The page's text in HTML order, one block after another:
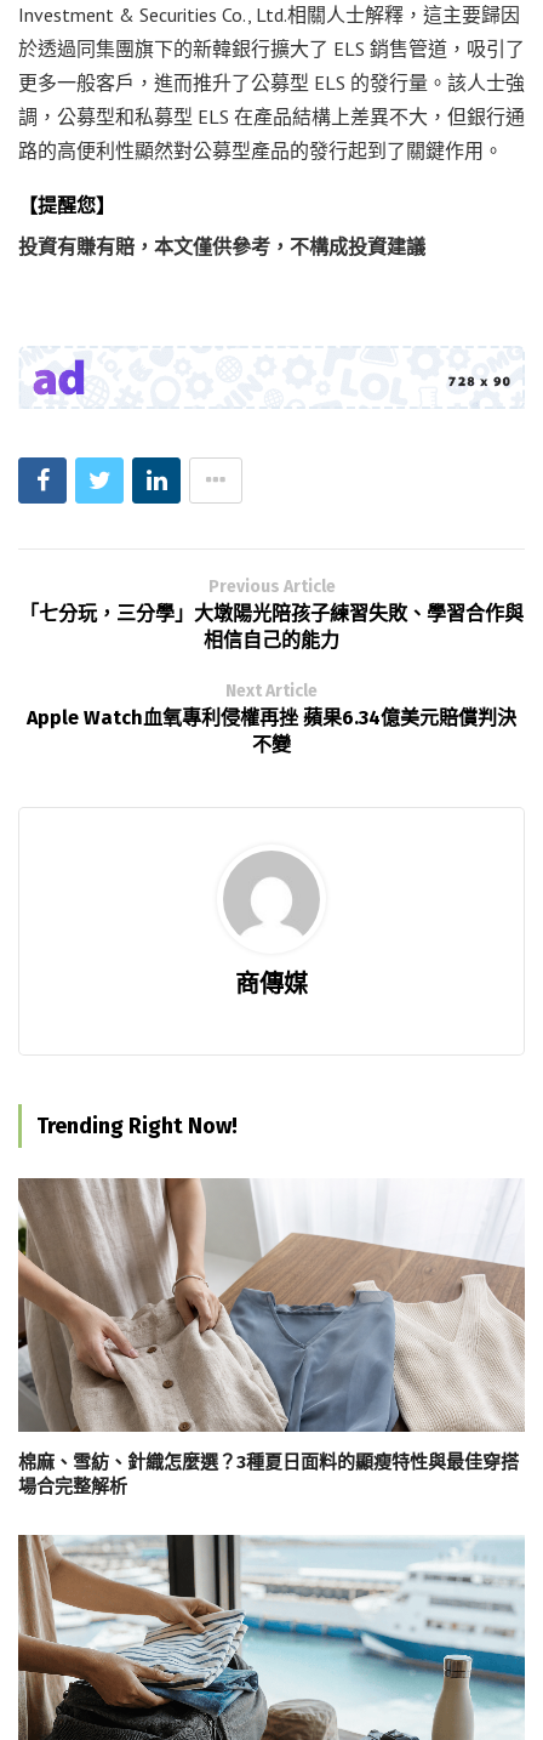
Investment & Securities Co., Ltd.相關人士解釋，這主要歸因
於透過同集團旗下的新韓銀行擴大了 ELS 銷售管道，吸引了
更多一般客戶，進而推升了公募型 ELS 的發行量。該人士強
調，公募型和私募型 ELS 在產品結構上差異不大，但銀行通
路的高便利性顯然對公募型產品的發行起到了關鍵作用。
【提醒您】
投資有賺有賠，本文僅供參考，不構成投資建議
Previous Article
「七分玩，三分學」大墩陽光陪孩子練習失敗、學習合作與
相信自己的能力
Next Article
Apple Watch血氧專利侵權再挫 蘋果6.34億美元賠償判決
不變
商傳媒
Trending Right Now!
棉麻、雪紡、針織怎麼選？3種夏日面料的顯瘦特性與最佳穿搭
場合完整解析